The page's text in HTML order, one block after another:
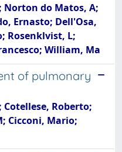
Norton do Matos, A;
Ernasto; Dell'Osa,
Rosenklvist, L;
William, Ma
of pulmonary
Cotellese, Roberto;
Cicconi, Mario;